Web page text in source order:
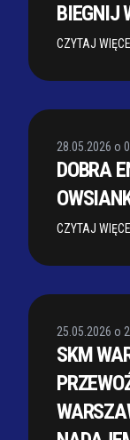
BIEGNIJ
CZYTAJ
28.05.2026 o
DOBRA
CZYTAJ
25.05.2026 o
SKM